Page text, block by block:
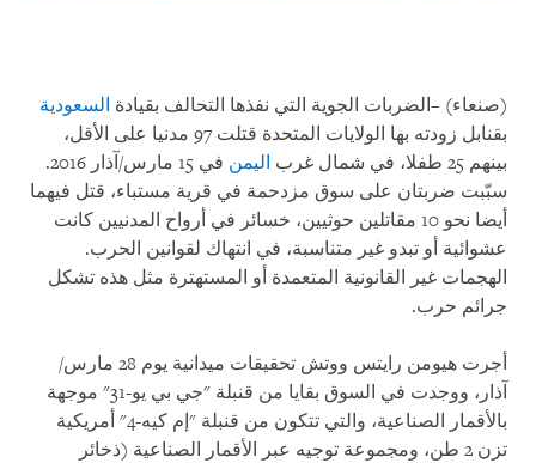
(صنعاء) –الضربات الجوية التي نفذها التحالف بقيادة السعودية
بقنابل زودته بها الولايات المتحدة قتلت 97 مدنيا على الأقل،
بينهم 25 طفلا، في شمال غرب
اليمن
في 15 مارس/آذار 2016.
سبّبت ضربتان على سوق مزدحمة في قرية مستباء، قتل فيهما
أيضا نحو 10 مقاتلين حوثيين، خسائر في أرواح المدنيين كانت
عشوائية أو تبدو غير متناسبة، في انتهاك لقوانين الحرب.
الهجمات غير القانونية المتعمدة أو المستهترة مثل هذه تشكل
جرائم حرب.
أجرت هيومن رايتس ووتش تحقيقات ميدانية يوم 28 مارس/
آذار، ووجدت في السوق بقايا من قنبلة "جي بي يو-31" موجهة
بالأقمار الصناعية، والتي تتكون من قنبلة "إم كيه-4" أمريكية
تزن 2 طن، ومجموعة توجيه عبر الأقمار الصناعية (ذخائر